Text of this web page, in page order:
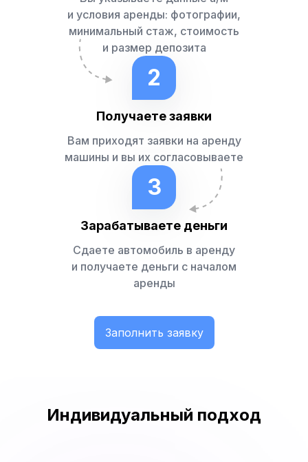
и условия аренды: фотографии,
минимальный стаж, стоимость
и размер депозита
2
Получаете заявки
Вам приходят заявки на аренду
машины и вы их согласовываете
3
Зарабатываете деньги
Сдаете автомобиль в аренду
и получаете деньги с началом
аренды
Заполнить заявку
Индивидуальный подход